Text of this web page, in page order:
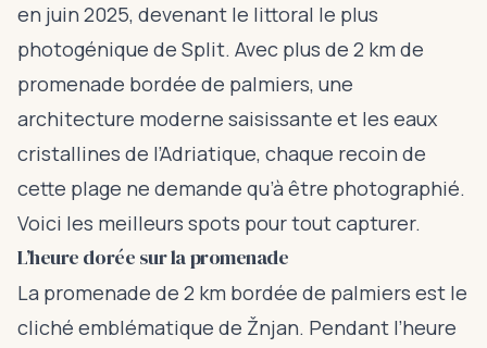
en juin 2025, devenant le littoral le plus
photogénique de Split. Avec plus de 2 km de
promenade bordée de palmiers, une
architecture moderne saisissante et les eaux
cristallines de l’Adriatique, chaque recoin de
cette plage ne demande qu’à être photographié.
Voici les meilleurs spots pour tout capturer.
L’heure dorée sur la promenade
La promenade de 2 km bordée de palmiers est le
cliché emblématique de Žnjan. Pendant l’heure